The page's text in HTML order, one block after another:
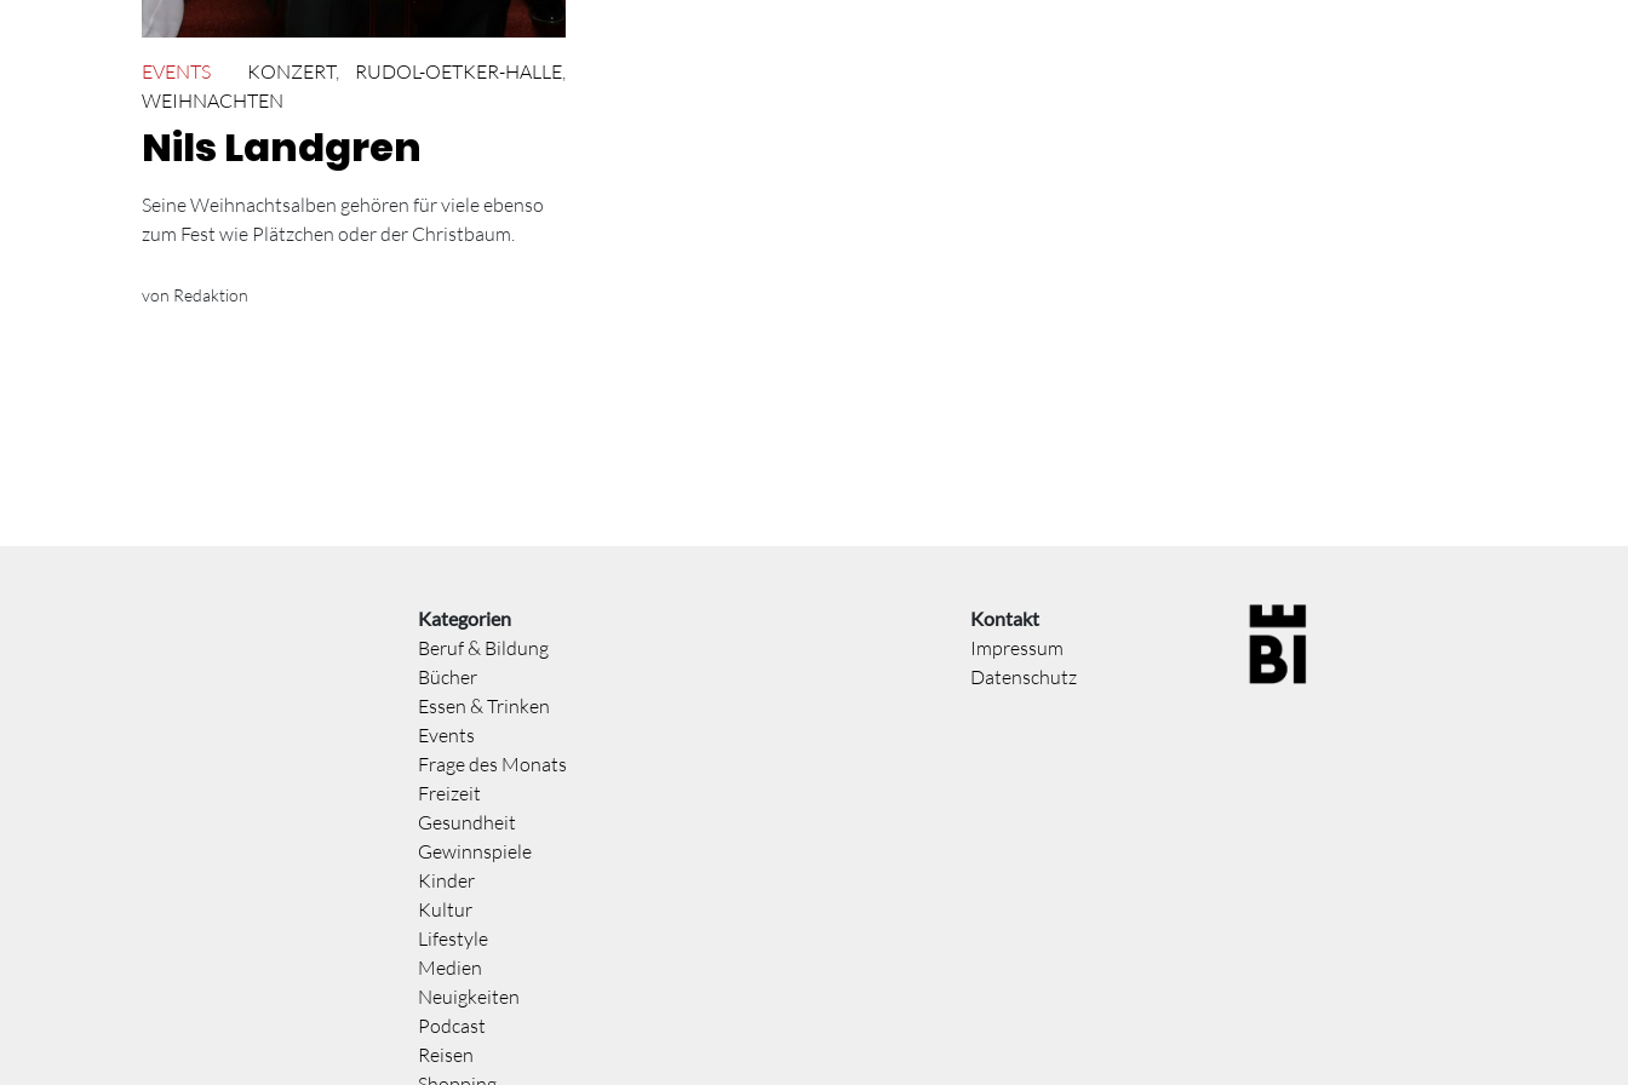
EVENTS KONZERT, RUDOL-OETKER-HALLE
WEIHNACHTEN
Nils Landgren
Seine Weihnachtsalben gehören für viele ebenso
zum Fest wie Plätzchen oder der Christbaum.
von Redaktion
Kategorien
Beruf & Bildung
Bücher
Essen & Trinken
Events
Frage des Monats
Freizeit
Gesundheit
Gewinnspiele
Kinder
Kultur
Lifestyle
Medien
Neuigkeiten
Podcast
Reisen
Kontakt
Impressum
Datenschutz